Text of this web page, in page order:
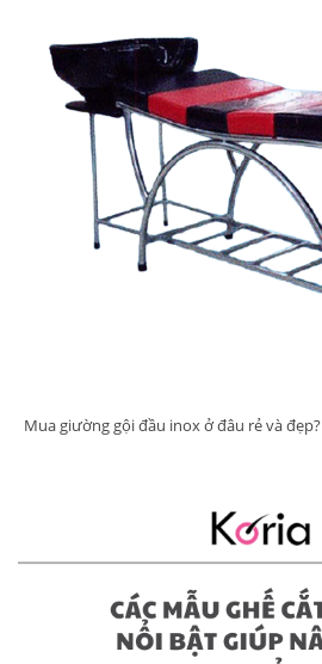
Mua giường gội đầu inox ở đâu rẻ và đẹp?